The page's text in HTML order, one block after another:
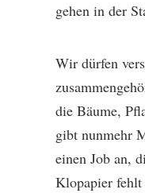
gehen in der
Wir dürfen
die Bäume,
gibt nunmehr
einen Job an,
Klopapier